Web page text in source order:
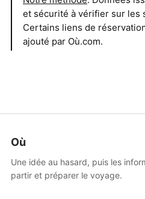
et sécurité à vérifier sur les
Certains liens de
ajouté par Où.com.
Où
Une idée au hasard, puis les
partir et préparer le voyage.